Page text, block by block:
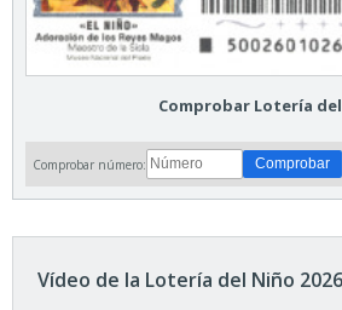
Comprobar Lotería
Comprobar número:
Vídeo de la Lotería del Niño 2026